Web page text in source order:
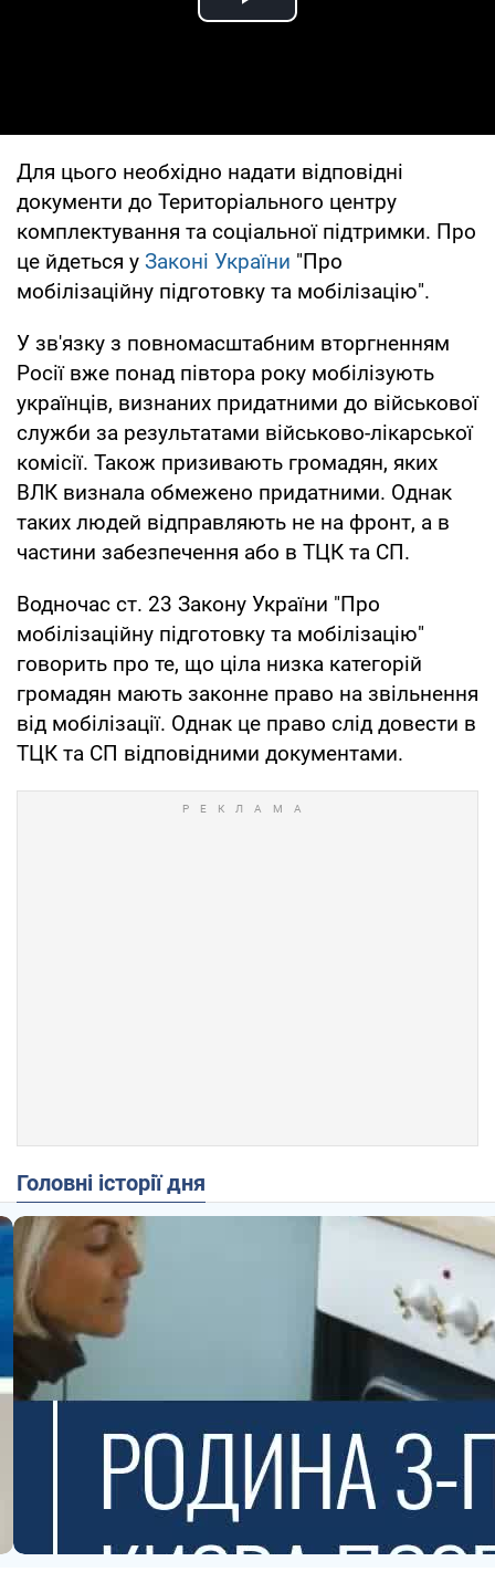
Play Video
Для цього необхідно надати відповідні
документи до Територіального центру
комплектування та соціальної підтримки. Про
це йдеться у Законі України "Про
мобілізаційну підготовку та мобілізацію".
У зв'язку з повномасштабним вторгненням
Росії вже понад півтора року мобілізують
українців, визнаних придатними до військової
служби за результатами військово-лікарської
комісії. Також призивають громадян, яких
ВЛК визнала обмежено придатними. Однак
таких людей відправляють не на фронт, а в
частини забезпечення або в ТЦК та СП.
Водночас ст. 23 Закону України "Про
мобілізаційну підготовку та мобілізацію"
говорить про те, що ціла низка категорій
громадян мають законне право на звільнення
від мобілізації. Однак це право слід довести в
ТЦК та СП відповідними документами.
Головні історії дня